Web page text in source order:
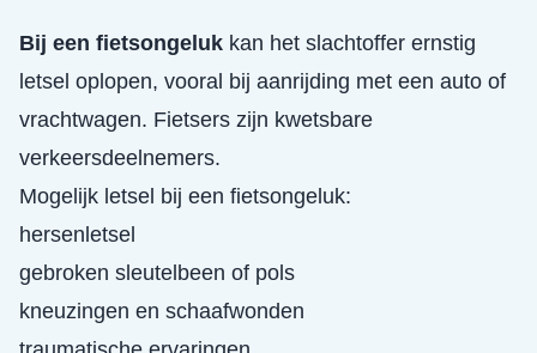
Bij een fietsongeluk kan het slachtoffer ernstig
letsel oplopen, vooral bij aanrijding met een auto of
vrachtwagen. Fietsers zijn kwetsbare
verkeersdeelnemers.
Mogelijk letsel bij een fietsongeluk:
hersenletsel
gebroken sleutelbeen of pols
kneuzingen en schaafwonden